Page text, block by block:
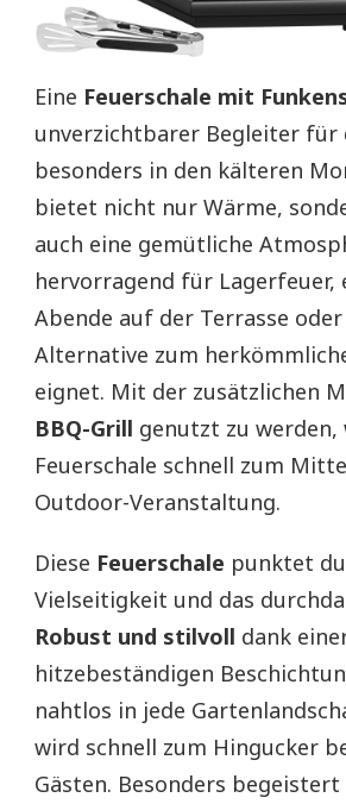
Eine Feuerschale mit
unverzichtbarer Begleiter für
besonders in den kälteren
bietet nicht nur Wärme,
auch eine gemütliche
hervorragend für Lagerfeuer,
Abende auf der Terrasse
Alternative zum
eignet. Mit der zusätzlichen
BBQ-Grill genutzt zu werden,
Feuerschale schnell zum
Outdoor-Veranstaltung.
Diese Feuerschale punktet
Vielseitigkeit und das
Robust und stilvoll dank
hitzebeständigen
nahtlos in jede
wird schnell zum Hingucker
Gästen. Besonders